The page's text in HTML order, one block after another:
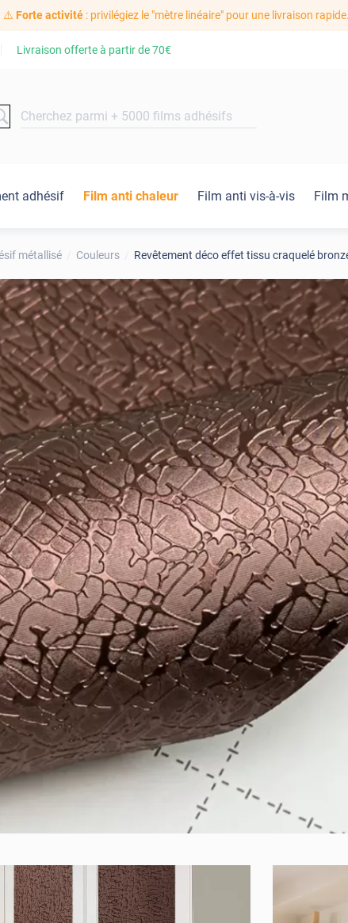
⚠️ Forte activité: privilégiez le "mètre linéaire" pour une livraison
Livraison offerte à partir de70€
adhésif Film anti chaleur Film anti vis-à-vis Film
métallisé Couleurs Revêtement déco effet tissu craquelé